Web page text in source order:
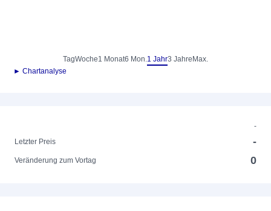
TagWoche1 Monat6 Mon.1 Jahr3 Jahre Max.
► Chartanalyse
-
Letzter Preis
-
Veränderung zum Vortag 0